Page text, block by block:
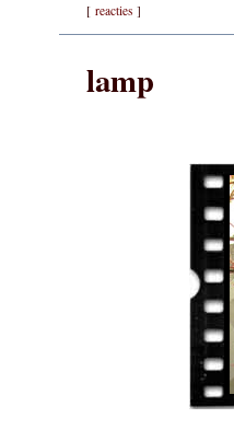
[ reacties ]
lamp